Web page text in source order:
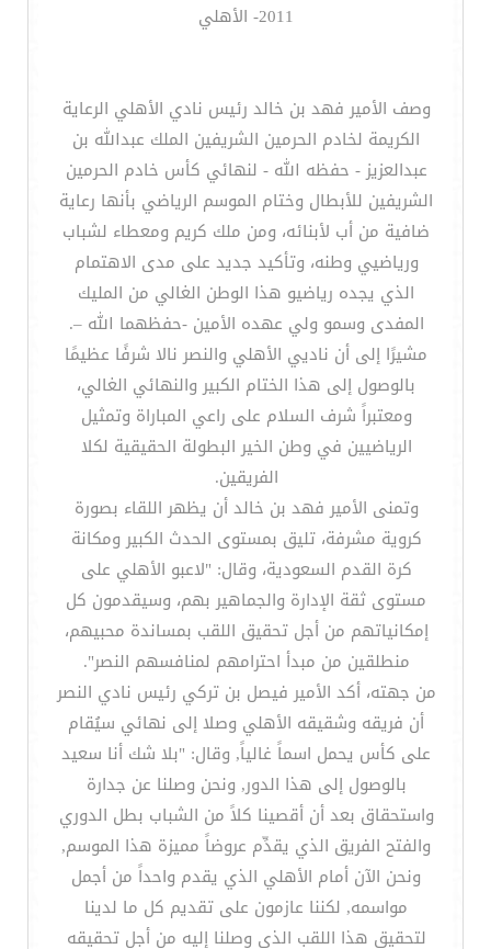
2011- الأهلي
وصف الأمير فهد بن خالد رئيس نادي الأهلي الرعاية
الكريمة لخادم الحرمين الشريفين الملك عبدالله بن
عبدالعزيز - حفظه الله - لنهائي كأس خادم الحرمين
الشريفين للأبطال وختام الموسم الرياضي بأنها رعاية
ضافية من أب لأبنائه، ومن ملك كريم ومعطاء لشباب
ورياضيي وطنه، وتأكيد جديد على مدى الاهتمام
الذي يجده رياضيو هذا الوطن الغالي من المليك
المفدى وسمو ولي عهده الأمين -حفظهما الله –.
مشيرًا إلى أن ناديي الأهلي والنصر نالا شرفًا عظيمًا
بالوصول إلى هذا الختام الكبير والنهائي الغالي،
ومعتبراً شرف السلام على راعي المباراة وتمثيل
الرياضيين في وطن الخير البطولة الحقيقية لكلا
الفريقين.
وتمنى الأمير فهد بن خالد أن يظهر اللقاء بصورة
كروية مشرفة، تليق بمستوى الحدث الكبير ومكانة
كرة القدم السعودية، وقال: "لاعبو الأهلي على
مستوى ثقة الإدارة والجماهير بهم، وسيقدمون كل
إمكانياتهم من أجل تحقيق اللقب بمساندة محبيهم،
منطلقين من مبدأ احترامهم لمنافسهم النصر".
من جهته، أكد الأمير فيصل بن تركي رئيس نادي النصر
أن فريقه وشقيقه الأهلي وصلا إلى نهائي سيُقام
على كأس يحمل اسماً غالياً, وقال: "بلا شك أنا سعيد
بالوصول إلى هذا الدور, ونحن وصلنا عن جدارة
واستحقاق بعد أن أقصينا كلاً من الشباب بطل الدوري
والفتح الفريق الذي يقدِّم عروضاً مميزة هذا الموسم,
ونحن الآن أمام الأهلي الذي يقدم واحداً من أجمل
مواسمه, لكننا عازمون على تقديم كل ما لدينا
لتحقيق هذا اللقب الذي وصلنا إليه من أجل تحقيقه